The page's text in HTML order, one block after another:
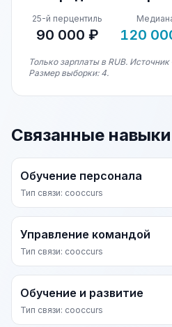
25-й перцентиль
90 000 ₽ 120
Только зарплаты в RUB.
Размер выборки: 4.
Связанные навыки
Обучение персонала
Тип связи: cooccurs
Управление командой
Тип связи: cooccurs
Обучение и развитие
Тип связи: cooccurs